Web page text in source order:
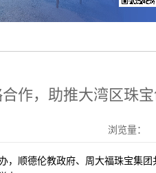
作，助推大湾区珠
浏览量：
，顺德伦教政府、周大福珠宝集